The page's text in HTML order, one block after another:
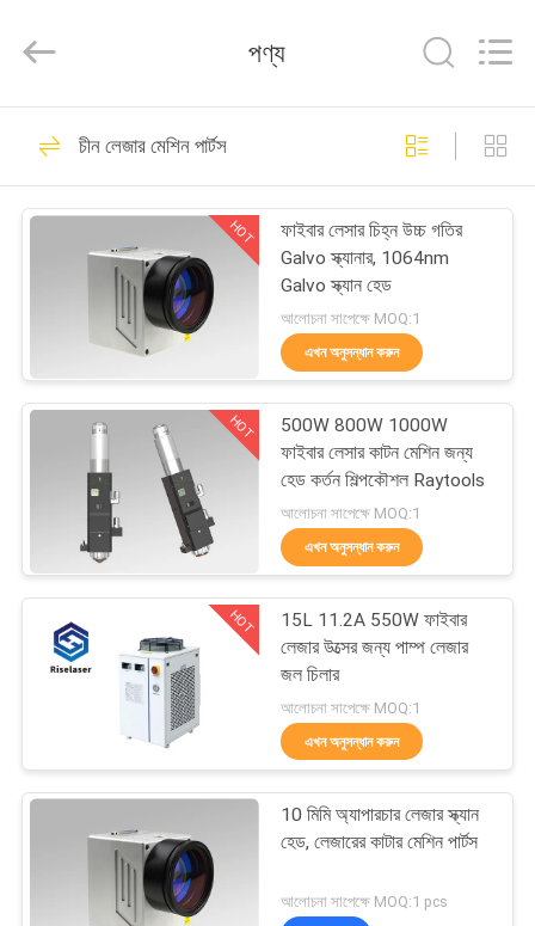
পণ্য
আমাদের
ভ্রমণ
নিয়ন্ত্রণ
যোগাযোগ
করুন
Technology
Rights
মেটাল ফাইবার লেসার কাটন
মেশিন
131
শিল্পকৌশল লেসার কাটন
মেশিন
11
ফাইবার লেসার টিউব কাটন
মেশিন
25
পণ্য
চীন লেজার মেশিন পার্টস
HOT
ফাইবার লেসার চিহ্ন উচ্চ গতির
Galvo স্ক্যানার, 1064nm
Galvo স্ক্যান হেড
আলোচনা সাপেক্ষে MOQ:1
এখন অনুসন্ধান করুন
HOT
500W 800W 1000W
ফাইবার লেসার কাটন মেশিন জন্য
হেড কর্তন শিল্পকৌশল Raytools
আলোচনা সাপেক্ষে MOQ:1
এখন অনুসন্ধান করুন
HOT
15L 11.2A 550W ফাইবার
লেজার উত্সের জন্য পাম্প লেজার
জল চিলার
আলোচনা সাপেক্ষে MOQ:1
এখন অনুসন্ধান করুন
10 মিমি অ্যাপারচার লেজার স্ক্যান
হেড, লেজারের কাটার মেশিন পার্টস
আলোচনা সাপেক্ষে MOQ:1 pcs